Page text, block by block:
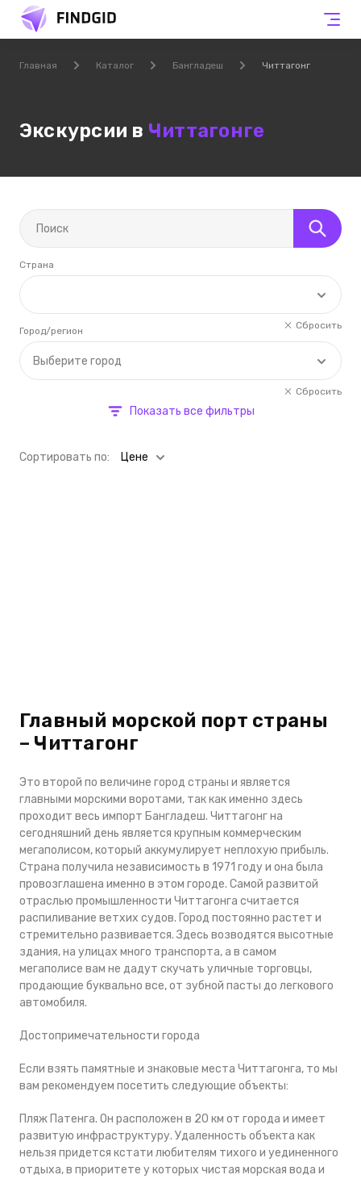
Главная Каталог Бангладеш Читтагонг
Экскурсии в Читтагонге
Страна
Сбросить
Выберите город
Город/регион
Сбросить
Показать все фильтры
Cортировать по: Цене
Главный морской порт страны
– Читтагонг
Это второй по величине город страны и является
главными морскими воротами, так как именно здесь
проходит весь импорт Бангладеш. Читтагонг на
сегодняшний день является крупным коммерческим
мегаполисом, который аккумулирует неплохую прибыль.
Страна получила независимость в 1971 году и она была
провозглашена именно в этом городе. Самой развитой
отраслью промышленности Читтагонга считается
распиливание ветхих судов. Город постоянно растет и
стремительно развивается. Здесь возводятся высотные
здания, на улицах много транспорта, а в самом
мегаполисе вам не дадут скучать уличные торговцы,
продающие буквально все, от зубной пасты до легкового
автомобиля.
Достопримечательности города
Если взять памятные и знаковые места Читтагонга, то мы
вам рекомендуем посетить следующие объекты:
Пляж Патенга. Он расположен в 20 км от города и имеет
развитую инфраструктуру. Удаленность объекта как
нельзя придется кстати любителям тихого и уединенного
отдыха, в приоритете у которых чистая морская вода и